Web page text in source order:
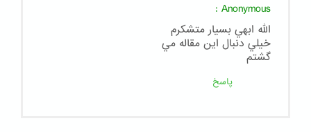
Anonymous
:
الله ابهي بسيار متشكرم
خيلي دنبال اين مقاله مي
گشتم
پاسخ